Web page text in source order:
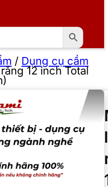
/ Dụng cụ cầm
12 inch Total